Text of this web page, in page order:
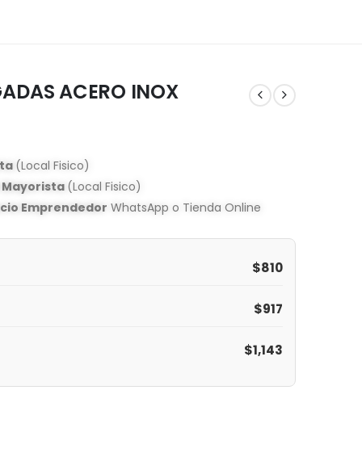
ACERO INOX
(Local Fisico)
Mayorista (Local Fisico)
Emprendedor WhatsApp o Tienda Online
$810
$917
$1,143